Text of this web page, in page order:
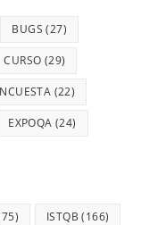
BUGS (27)
CURSO (29)
(22)
EXPOQA (24)
ISTQB (166)